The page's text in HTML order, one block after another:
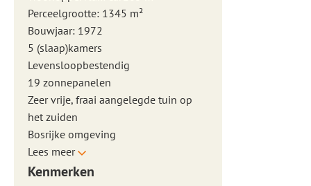
Perceelgrootte: 1345 m²
Bouwjaar: 1972
5 (slaap)kamers
Levensloopbestendig
19 zonnepanelen
Zeer vrije, fraai aangelegde tuin op
het zuiden
Bosrijke omgeving
Lees meer
Kenmerken